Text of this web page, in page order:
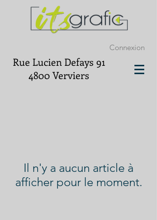
Rue Lucien Defays 91
4800 Verviers
Connexion
Il n'y a aucun article à
afficher pour le moment.